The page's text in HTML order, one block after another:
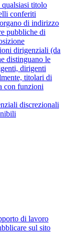
titolo
conferiti
di indirizzo
pubbliche di
dirigenziali (da
distinguano le
dirigenti
titolari di
con funzioni
discrezionali
di lavoro
sul sito